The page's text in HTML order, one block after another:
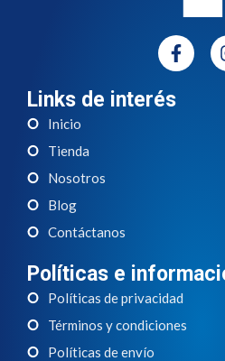
Links de interés
Inicio
Tienda
Nosotros
Blog
Contáctanos
Políticas e
Políticas de privacidad
Términos y condiciones
Políticas de envío